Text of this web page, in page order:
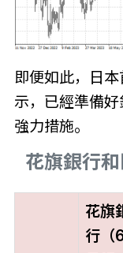
即便如此，日
示，已經準備
強力措施。
花旗銀行
花旗
行（